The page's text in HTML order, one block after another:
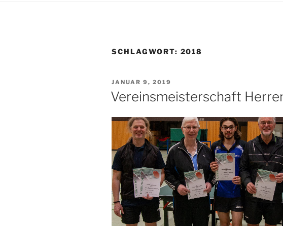
SCHLAGWORT: 2018
VERÖFFENTLICHT
AM
JANUAR 9, 2019
Vereinsmeisterschaft